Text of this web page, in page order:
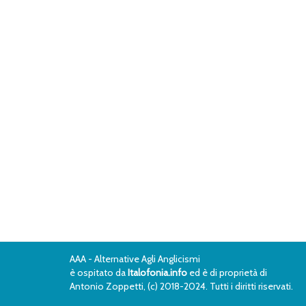
AAA - Alternative Agli Anglicismi
è ospitato daItalofonia.info ed è di proprietà di
Antonio Zoppetti, (c) 2018-2024. Tutti i diritti riservati.